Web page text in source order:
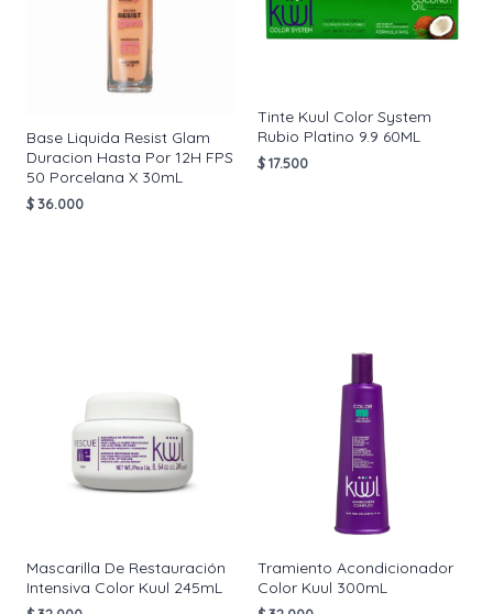
Base Liquida Resist Glam
Duracion Hasta Por 12H FPS
50 Porcelana X 30mL
$36.000
Tinte Kuul Color System
Rubio Platino 9.9 60ML
$17.500
Mascarilla De Restauración
Intensiva Color Kuul 245mL
Tramiento Acondicionador
Color Kuul 300mL